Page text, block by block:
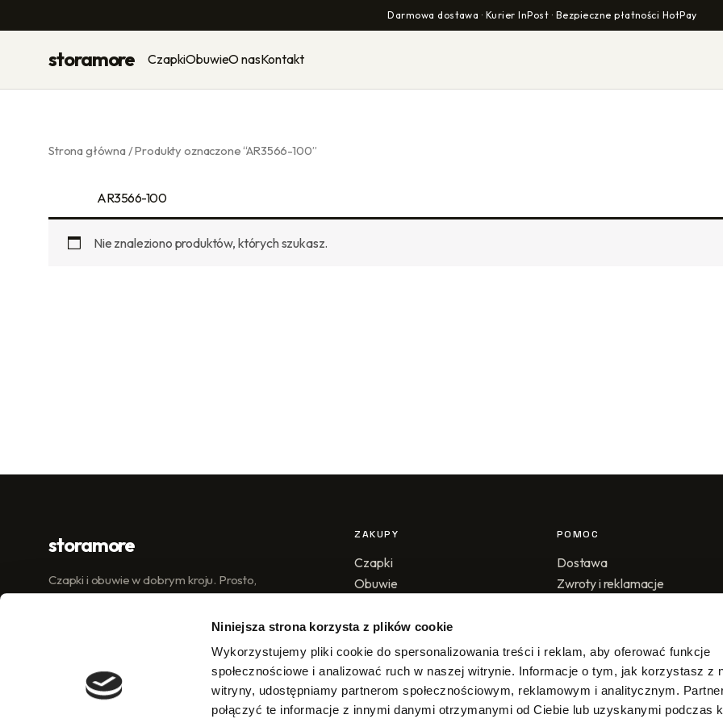
Niniejsza strona korzysta z plików cookie
Wykorzystujemy pliki cookie do spersonalizowania treści i reklam, aby oferować funkcje
społecznościowe i analizować ruch w naszej witrynie. Informacje o tym, jak korzystasz z
witryny, udostępniamy partnerom społecznościowym, reklamowym i analitycznym.
połączyć te informacje z innymi danymi otrzymanymi od Ciebie lub uzyskanymi podczas
do
Darmowa dostawa · Kurier InPost · Bezpieczne płatności HotPay
storamore CzapkiObuwieO nasKontakt
Strona główna/ Produkty oznaczone “AR3566-100”
AR3566-100
Nie znaleziono produktów, których szukasz.
storamore
Czapki i obuwie w dobrym kroju. Prosto,
ZAKUPY
Czapki
Obuwie
POMOC
Dostawa
Zwroty i reklamacje
Polityka prywatności
Kontakt